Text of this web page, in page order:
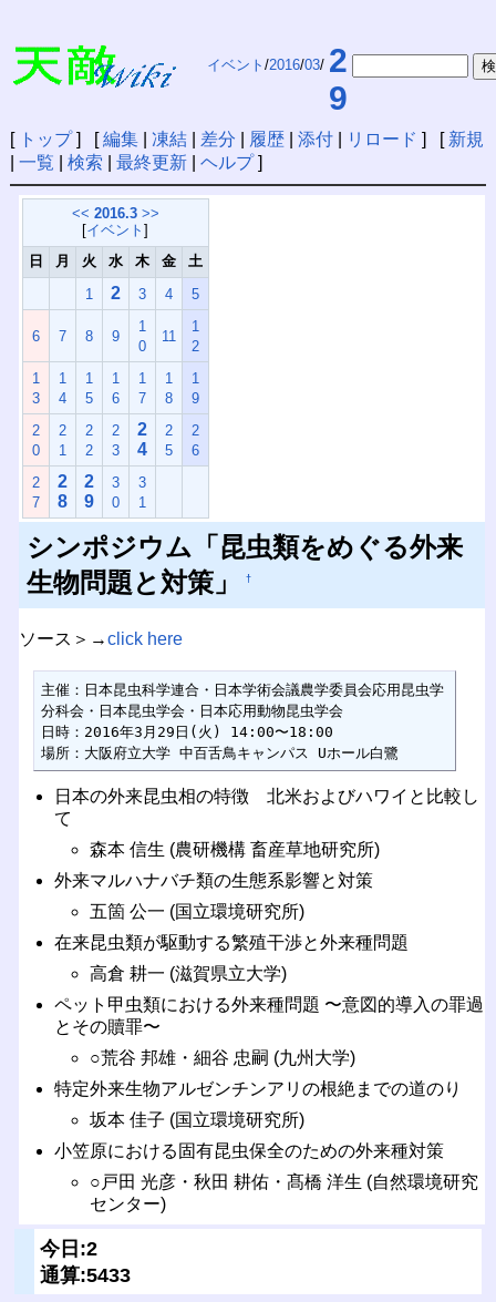
イベント /2016/03/ 2
9
[ トップ] [編集| 凍結| 差分 履歴| 添付| リロード ] [ 新規
一覧 検索 最終更新| ヘルプ]
<< 2016.3 >>
[イベント]
日
月 火 水 木 金
土
1
2 3 4 5
6 7 8 9
1
0
11
1
2
1
3
1
4
1
5
1
6
1
7
1
8
1
9
2
0
2
1
2
2
2
3
2
4
2
5
2
6
2
7
2
8
2
9
3
0
3
1
シンポジウム「昆虫類をめぐる外来
生物問題と対策」
†
ソース＞→click here
主催：日本昆虫科学連合・日本学術会議農学委員会応用昆虫学
分科会・日本昆虫学会・日本応用動物昆虫学会
日時：2016年3月29日(火) 14:00〜18:00
場所：大阪府立大学 中百舌鳥キャンパス Uホール白鷺
日本の外来昆虫相の特徴 北米およびハワイと比較し
て
森本 信生 (農研機構 畜産草地研究所)
外来マルハナバチ類の生態系影響と対策
五箇 公一 (国立環境研究所)
在来昆虫類が駆動する繁殖干渉と外来種問題
高倉 耕一 (滋賀県立大学)
ペット甲虫類における外来種問題 〜意図的導入の罪過
とその贖罪〜
○荒谷 邦雄・細谷 忠嗣 (九州大学)
特定外来生物アルゼンチンアリの根絶までの道のり
坂本 佳子 (国立環境研究所)
小笠原における固有昆虫保全のための外来種対策
○戸田 光彦・秋田 耕佑・髙橋 洋生 (自然環境研究
センター)
今日:2
通算:5433